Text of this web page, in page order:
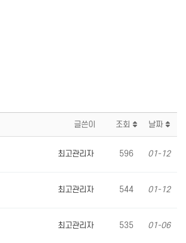
글쓴이 조회 날짜
최고관리자 596 01-12
최고관리자 544 01-12
최고관리자 535 01-06